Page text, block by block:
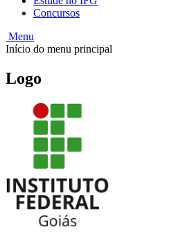
Concursos
Menu
Início do menu principal
Logo